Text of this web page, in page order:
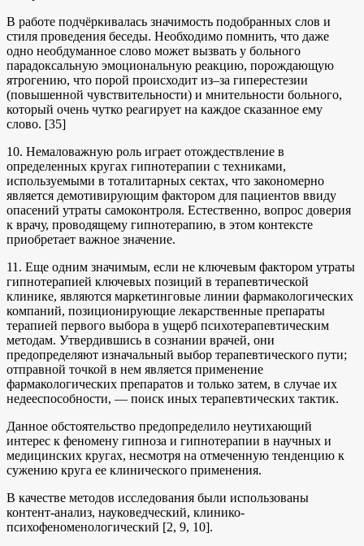
В работе подчёркивалась значимость подобранных слов и
стиля проведения беседы. Необходимо помнить, что даже
одно необдуманное слово может вызвать у больного
парадоксальную эмоциональную реакцию, порождающую
ятрогению, что порой происходит из–за гиперестезии
(повышенной чувствительности) и мнительности больного,
который очень чутко реагирует на каждое сказанное ему
слово. [35]
10. Немаловажную роль играет отождествление в
определенных кругах гипнотерапии с техниками,
используемыми в тоталитарных сектах, что закономерно
является демотивирующим фактором для пациентов ввиду
опасений утраты самоконтроля. Естественно, вопрос доверия
к врачу, проводящему гипнотерапию, в этом контексте
приобретает важное значение.
11. Еще одним значимым, если не ключевым фактором утраты
гипнотерапией ключевых позиций в терапевтической
клинике, являются маркетинговые линии фармакологических
компаний, позиционирующие лекарственные препараты
терапией первого выбора в ущерб психотерапевтическим
методам. Утвердившись в сознании врачей, они
предопределяют изначальный выбор терапевтического пути;
отправной точкой в нем является применение
фармакологических препаратов и только затем, в случае их
недееспособности, — поиск иных терапевтических тактик.
Данное обстоятельство предопределило неутихающий
интерес к феномену гипноза и гипнотерапии в научных и
медицинских кругах, несмотря на отмеченную тенденцию к
сужению круга ее клинического применения.
В качестве методов исследования были использованы
контент-анализ, науковедческий, клинико-
психофеноменологический [2, 9, 10].